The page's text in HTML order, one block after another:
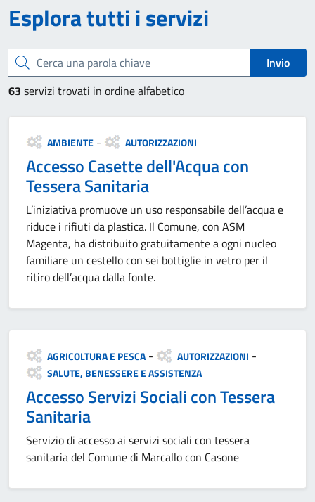
Esplora tutti i servizi
Cerca una parola chiave
Invio
63 servizi trovati in ordine alfabetico
Categoria:
AMBIENTE - AUTORIZZAZIONI
Accesso Casette dell'Acqua con
Tessera Sanitaria
L’iniziativa promuove un uso responsabile dell’acqua e
riduce i rifiuti da plastica. Il Comune, con ASM
Magenta, ha distribuito gratuitamente a ogni nucleo
familiare un cestello con sei bottiglie in vetro per il
ritiro dell’acqua dalla fonte.
Categoria:
AGRICOLTURA E PESCA - AUTORIZZAZIONI -
SALUTE, BENESSERE E ASSISTENZA
Accesso Servizi Sociali con Tessera
Sanitaria
Servizio di accesso ai servizi sociali con tessera
sanitaria del Comune di Marcallo con Casone